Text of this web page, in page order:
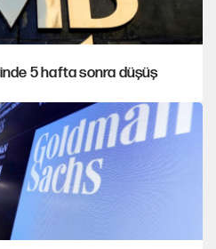
5 hafta sonra düşüş